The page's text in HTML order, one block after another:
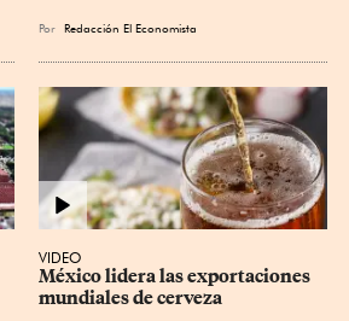
Por Redacción El Economista
VIDEO
México lidera las exportaciones
mundiales de cerveza